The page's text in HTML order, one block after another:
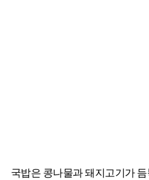
국밥은 콩나물과 돼지고기가